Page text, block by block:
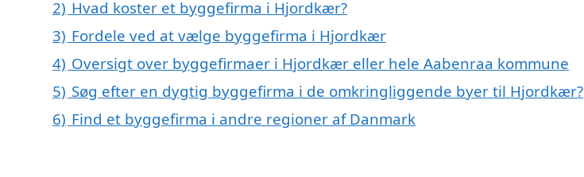
2) Hvad koster et byggefirma i Hjordkær?
3) Fordele ved at vælge byggefirma i Hjordkær
4) Oversigt over byggefirmaer i Hjordkær eller hele Aabenraa kommune
5) Søg efter en dygtig byggefirma i de omkringliggende byer til Hjordkær?
6) Find et byggefirma i andre regioner af Danmark